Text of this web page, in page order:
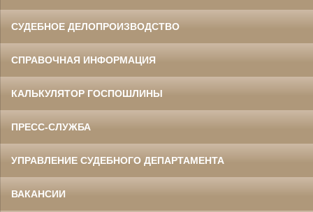
СУДЕБНОЕ ДЕЛОПРОИЗВОДСТВО
СПРАВОЧНАЯ ИНФОРМАЦИЯ
КАЛЬКУЛЯТОР ГОСПОШЛИНЫ
ПРЕСС-СЛУЖБА
УПРАВЛЕНИЕ СУДЕБНОГО ДЕПАРТАМЕНТА
ВАКАНСИИ